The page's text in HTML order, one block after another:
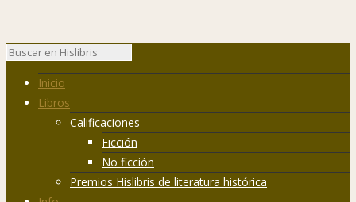
Inicio
Libros
Calificaciones
Ficción
No ficción
Premios Hislibris de literatura histórica